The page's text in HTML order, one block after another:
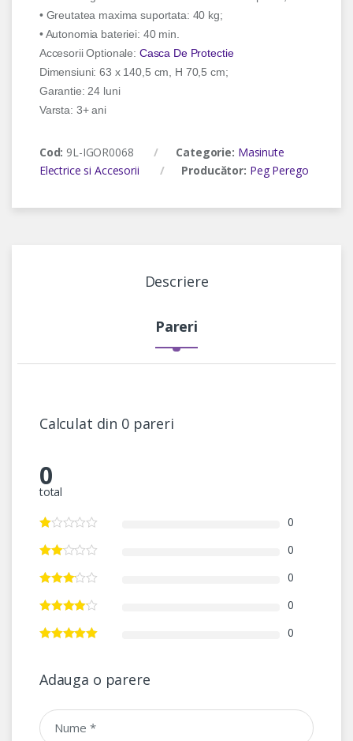
• Greutatea maxima suportata: 40 kg;
• Autonomia bateriei: 40 min.
Accesorii Optionale: Casca De Protectie
Dimensiuni: 63 x 140,5 cm, H 70,5 cm;
Garantie: 24 luni
Varsta: 3+ ani
Cod: 9L-IGOR0068 Categorie: Masinute
Electrice si Accesorii
Producător: Peg Perego
Descriere
Pareri
Calculat din 0 pareri
0
total
0
0
0
0
0
Adauga o parere